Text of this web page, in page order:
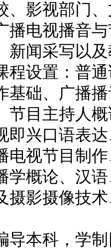
、影视部门
播电视播音
新闻采写以
程设置：普
基础、广播
节目主持人
即兴口语表
电视节目制
学概论、汉
摄影摄像技
本科，学制